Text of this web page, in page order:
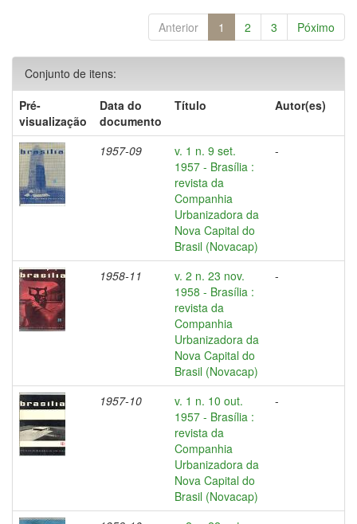
Anterior 1 2 3 Póximo
Conjunto de itens:
Pré-
visualização
Data do
documento
Título Autor(es)
1957-09
v. 1 n. 9 set.
1957 - Brasília :
revista da
Companhia
Urbanizadora da
Nova Capital do
Brasil (Novacap)
-
1958-11
v. 2 n. 23 nov.
1958 - Brasília :
revista da
Companhia
Urbanizadora da
Nova Capital do
Brasil (Novacap)
-
1957-10
v. 1 n. 10 out.
1957 - Brasília :
revista da
Companhia
Urbanizadora da
Nova Capital do
Brasil (Novacap)
-